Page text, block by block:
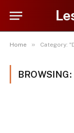
Home » Category:
BROWSING: